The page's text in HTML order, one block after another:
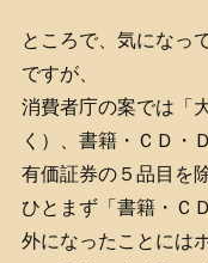
ところで、気になっ
ですが、
消費者庁の案では「
く）、書籍・ＣＤ・
有価証券の５品目を
ひとまず「書籍・Ｃ
外になったことには